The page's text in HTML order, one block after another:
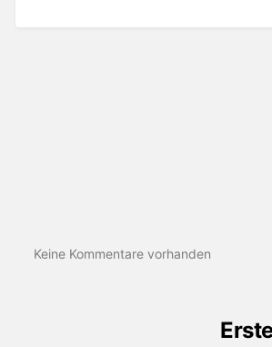
Keine Kommentare vorhanden